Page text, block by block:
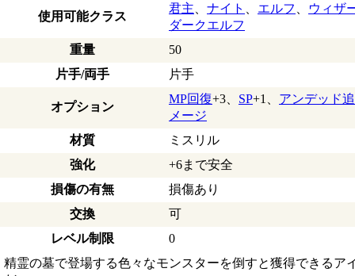
使用可能クラス
君主 ナイト エルフ
ウィザ
ダークエルフ
重量
50
片手/両手
片手
オプション
MP回復+3、 SP+1、 アンデッド
メージ
材質
ミスリル
強化
+6まで安全
損傷の有無
損傷あり
交換
可
レベル制限
0
精霊の墓で登場する色々なモンスターを倒すと獲得できるア